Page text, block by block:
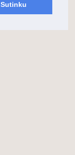
Sutinku